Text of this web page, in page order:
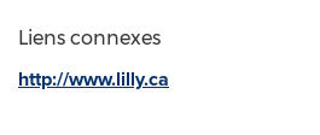
Liens connexes
http://www.lilly.ca